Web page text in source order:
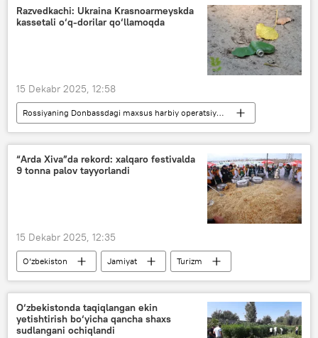
Maktabgacha va maktab ta’limi vazirligi
maktab
Razvedkachi: Ukraina Krasnoarmeyskda
kassetali o‘q-dorilar qo‘llamoqda
15 Dekabr 2025, 12:58
Rossiyaning Donbassdagi maxsus harbiy operatsiyasi
Dunyoda
Dunyo yangiliklari
Qurolli Kuchlar
Donesk xalq respublikasi (DXR)
“Arda Xiva”da rekord: xalqaro festivalda
9 tonna palov tayyorlandi
15 Dekabr 2025, 12:35
O‘zbekiston Jamiyat
Turizm
Turizm qo‘mitasi
Xorazm
sayyohlar
ommaviy tadbir palov
O‘zbekistonda taqiqlangan ekin
yetishtirish bo‘yicha qancha shaxs
sudlangani ochiqlandi